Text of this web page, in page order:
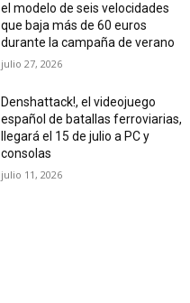
el modelo de seis velocidades
que baja más de 60 euros
durante la campaña de verano
julio 27, 2026
Denshattack!, el videojuego
español de batallas ferroviarias,
llegará el 15 de julio a PC y
consolas
julio 11, 2026